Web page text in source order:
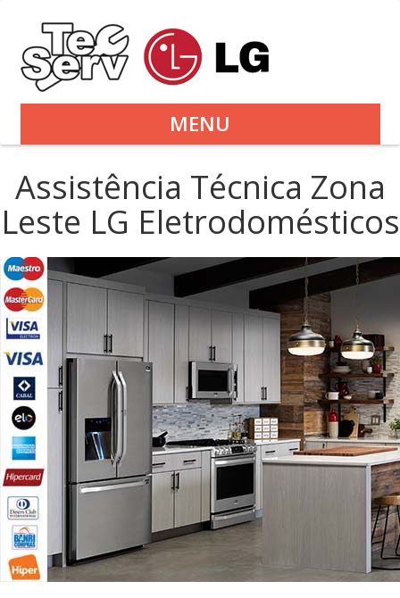
MENU
Assistência Técnica Zona
Leste LG Eletrodomésticos